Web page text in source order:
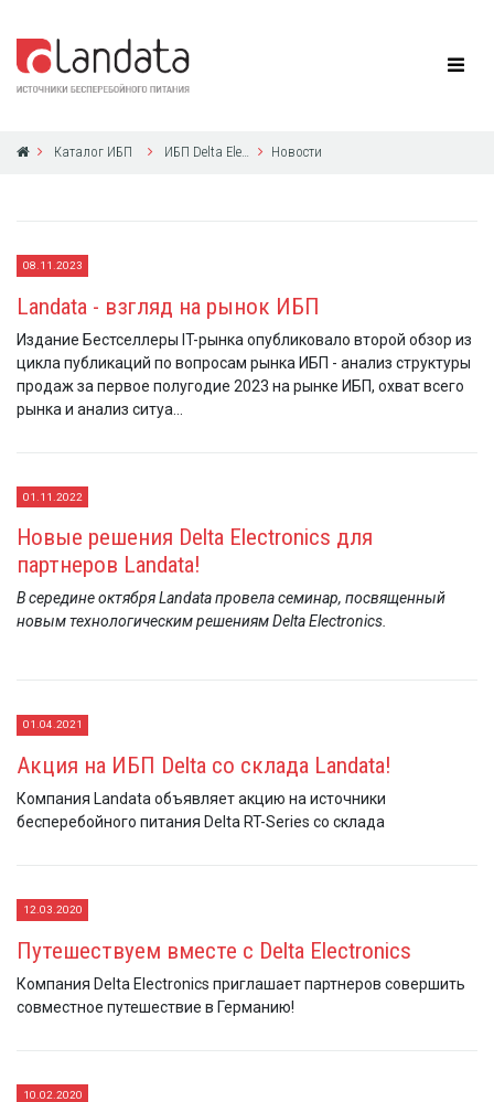
Каталог ИБП ИБП Delta Electronics Новости
08.11.2023
Landata - взгляд на рынок ИБП
Издание Бестселлеры IT-рынка опубликовало второй обзор из
цикла публикаций по вопросам рынка ИБП - анализ структуры
продаж за первое полугодие 2023 на рынке ИБП, охват всего
рынка и анализ ситуа...
01.11.2022
Новые решения Delta Electronics для
партнеров Landata!
В середине октября Landata провела семинар, посвященный
новым технологическим решениям Delta Electronics.
01.04.2021
Акция на ИБП Delta со склада Landata!
Компания Landata объявляет акцию на источники
бесперебойного питания Delta RT-Series со склада
12.03.2020
Путешествуем вместе с Delta Electronics
Компания Delta Electronics приглашает партнеров совершить
совместное путешествие в Германию!
10.02.2020